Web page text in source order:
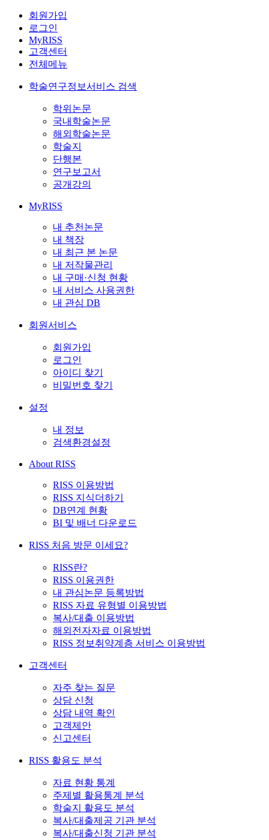
회원가입
로그인
MyRISS
고객센터
전체메뉴
학술연구정보서비스 검색
학위논문
국내학술논문
해외학술논문
학술지
단행본
연구보고서
공개강의
MyRISS
내 추천논문
내 책장
내 최근 본 논문
내 저작물관리
내 구매·신청 현황
내 서비스 사용권한
내 관심 DB
회원서비스
회원가입
로그인
아이디 찾기
비밀번호 찾기
설정
내 정보
검색환경설정
About RISS
RISS 이용방법
RISS 지식더하기
DB연계 현황
BI 및 배너 다운로드
RISS 처음 방문 이세요?
RISS란?
RISS 이용권한
내 관심논문 등록방법
RISS 자료 유형별 이용방법
복사/대출 이용방법
해외전자자료 이용방법
RISS 정보취약계층 서비스 이용방법
고객센터
자주 찾는 질문
상담 신청
상담 내역 확인
고객제안
신고센터
RISS 활용도 분석
자료 현황 통계
주제별 활용통계 분석
학술지 활용도 분석
복사/대출제공 기관 분석
복사/대출신청 기관 분석